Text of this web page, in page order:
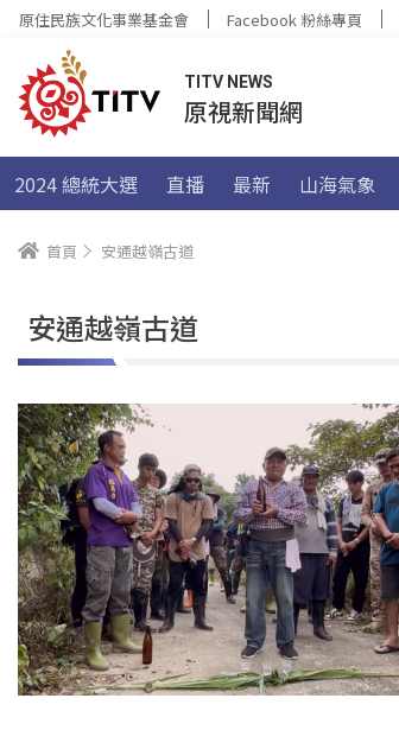
原住民族文化事業基金會 Facebook 粉絲專頁
TITV NEWS
原視新聞網
2024 總統大選 直播 最新 山海氣象
首頁 安通越嶺古道
安通越嶺古道